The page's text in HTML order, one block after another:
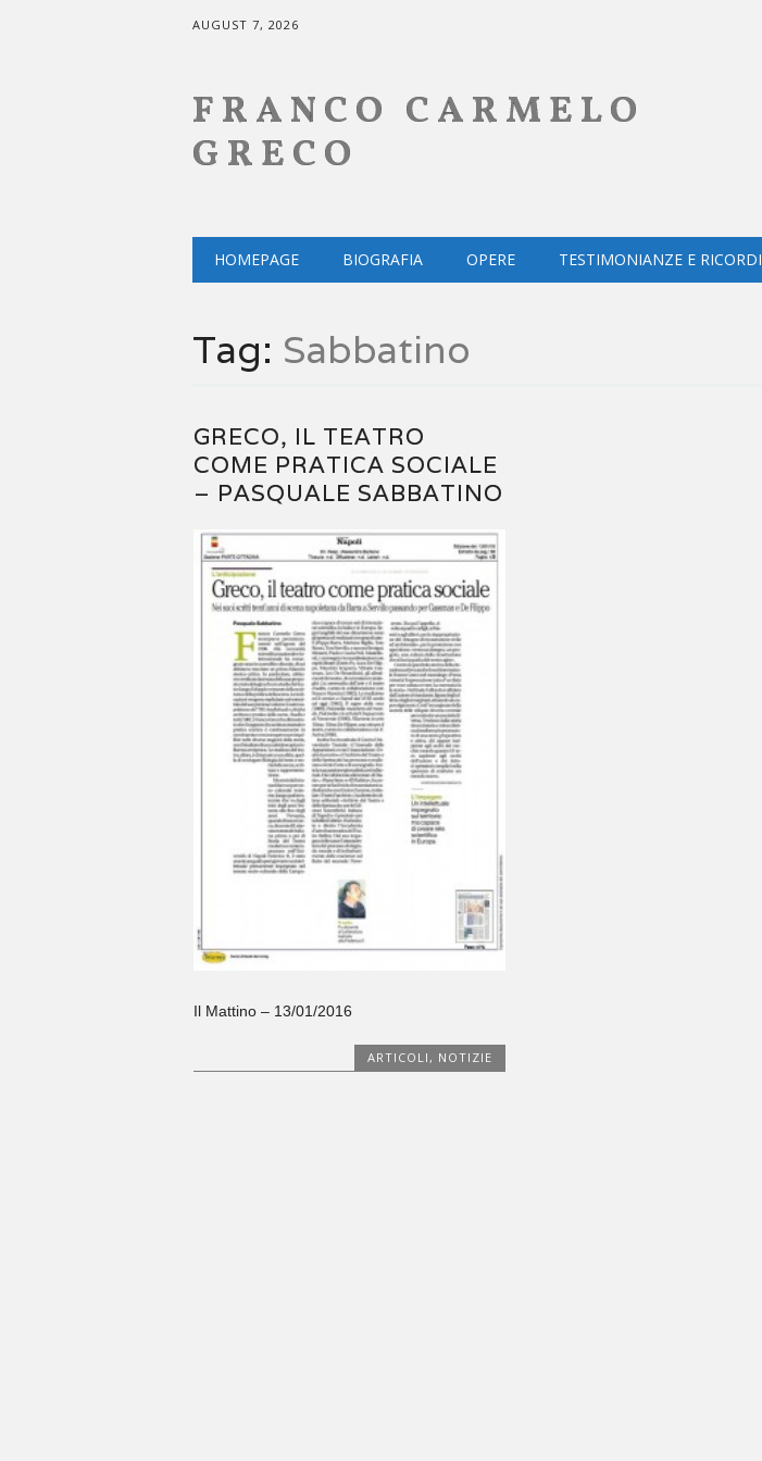
AUGUST 7, 2026
FRANCO CARMELO
GRECO
Main menu
HOMEPAGE BIOGRAFIA OPERE TESTIMONIANZE E RICORDI
Tag: Sabbatino
GRECO, IL TEATRO
COME PRATICA SOCIALE
– PASQUALE SABBATINO
Il Mattino – 13/01/2016
ARTICOLI, NOTIZIE